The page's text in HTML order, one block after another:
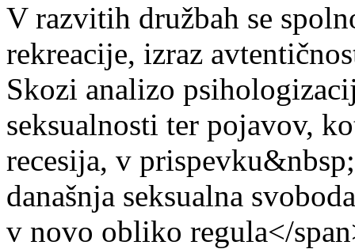
V razvitih družbah se
rekreacije, izraz
Skozi analizo
seksualnosti ter pojavov,
recesija, v
današnja seksualna
v novo obliko regula</